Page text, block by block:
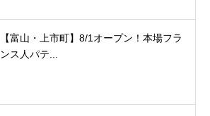
【富山・上市町】8/1オープン！本場フラ
ンス人パテ...